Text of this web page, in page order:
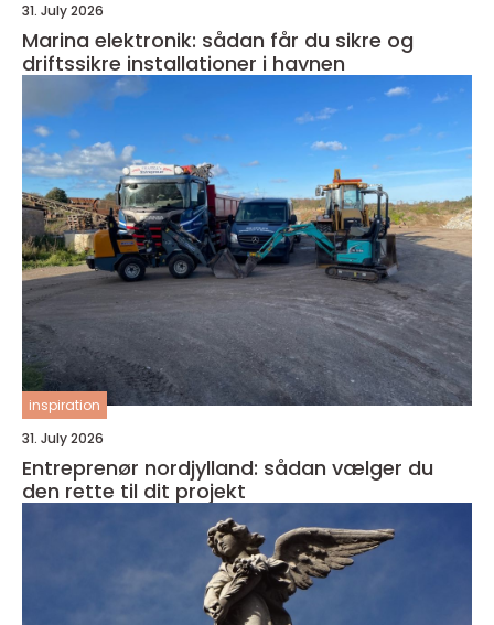
31. July 2026
Marina elektronik: sådan får du sikre og
driftssikre installationer i havnen
inspiration
31. July 2026
Entreprenør nordjylland: sådan vælger du
den rette til dit projekt